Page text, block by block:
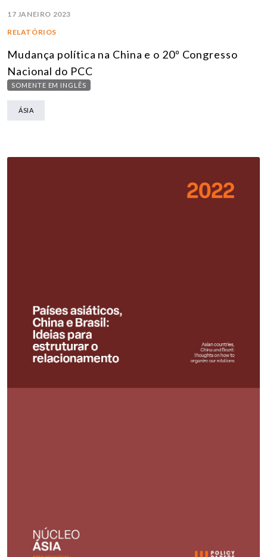
17 JANEIRO 2023
RELATÓRIOS
Mudança política na China e o 20º Congresso
Nacional do PCC
SOMENTE EM INGLÊS
ÁSIA